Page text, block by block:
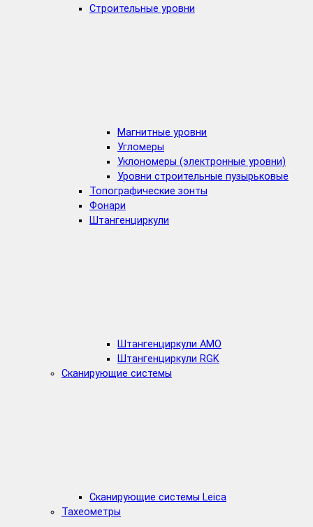
Строительные уровни
Магнитные уровни
Угломеры
Уклономеры (электронные уровни)
Уровни строительные пузырьковые
Топографические зонты
Фонари
Штангенциркули
Штангенциркули AMO
Штангенциркули RGK
Сканирующие системы
Сканирующие системы Leica
Тахеометры